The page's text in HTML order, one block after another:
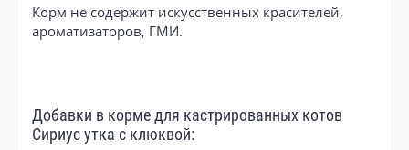
Корм не содержит искусственных красителей,
ароматизаторов, ГМИ.
Добавки в корме для кастрированных котов
Сириус утка с клюквой: